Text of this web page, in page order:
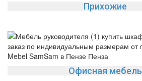
Прихожие
Офисная мебель